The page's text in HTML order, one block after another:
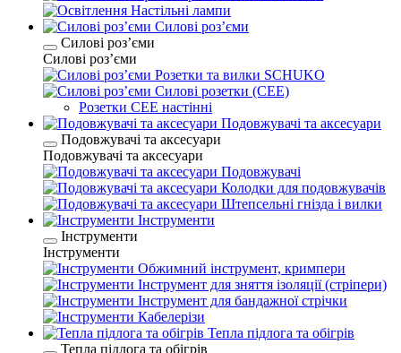
Настільні лампи
Силові розʼєми
Силові розʼєми
Силові розʼєми
Розетки та вилки SCHUKO
Силові розетки (CEE)
Розетки CEE настінні
Подовжувачі та аксесуари
Подовжувачі та аксесуари
Подовжувачі та аксесуари
Подовжувачі
Колодки для подовжувачів
Штепсельні гнізда і вилки
Інструменти
Інструменти
Інструменти
Обжимний інструмент, кримпери
Інструмент для зняття ізоляції (стріпери)
Інструмент для бандажної стрічки
Кабелерізи
Тепла підлога та обігрів
Тепла підлога та обігрів